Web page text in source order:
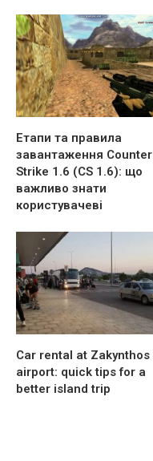
Етапи та правила
завантаження Counter
Strike 1.6 (CS 1.6): що
важливо знати
користувачеві
Car rental at Zakynthos
airport: quick tips for a
better island trip